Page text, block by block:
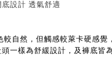
設計 透氣舒適
較自然，但觸感較萊卡硬感覺，
一樣為舒緩設計，及褲底皆